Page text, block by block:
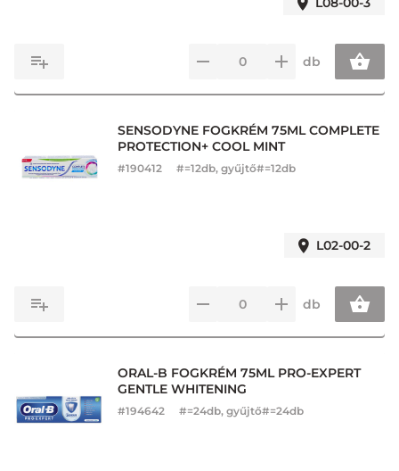
db
SENSODYNE FOGKRÉM 75ML COMPLETE
PROTECTION+ COOL MINT
#190412 #=12db, gyűjtő#=12db
L02-00-2
db
ORAL-B FOGKRÉM 75ML PRO-EXPERT
GENTLE WHITENING
#194642 #=24db, gyűjtő#=24db